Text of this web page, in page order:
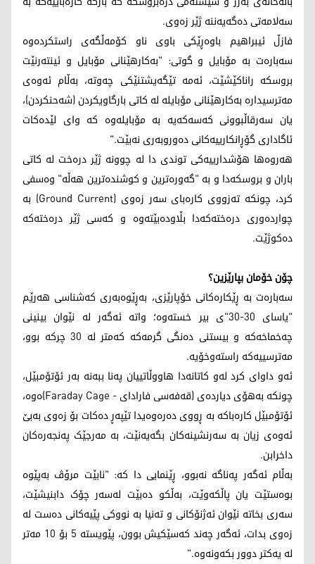
سەلامەتی دەگەیەننە ژێر زەوی.
فازڵ ئیبراهیم باوەڕێکی باوی ناو کۆمەڵگەی راستکردەوە
سەبارەت بە مۆبایل و گوتی: "بەکارهێنانی مۆبایل و ئینتەرنێت
بروسکە راناکێشێت، ئەمە تێگەیشتنێکی چەوتە، بەڵام ئەوەی
مەترسیدارە بەکارهێنانی مۆبایلە لە کاتی بارگاویکردن (شەحنکردن)،
یان سەرقاڵبوونی کەسەکەیە بە مۆبایلەوە کە وای لێدەکات
ئاگاداری گۆڕانکارییەکانی دەوروبەری نەبێت."
هەروەها هۆشدارییەکی توندی دا لە چوونە ژێر درەخت لە کاتی
باران و بروسکەدا و بە "گەورەترین و کوشندەترین هەڵە" وەسفی
کرد، چونکە تەزووی کارەبای سەر زەوی (Ground Current) بە
چواردەوری درەختەکەدا بڵاودەبێتەوە و کەسی ژێر درەختەکە
دەکوژێت.
چۆن خۆمان بپارێزین؟
سەبارەت بە ڕێکارەکانی خۆپارێزی، بەڕێوەبەری کەشناسی هەرێم
"یاسای 30-30"ی بیر خستەوە؛ واتە ئەگەر لە نێوان بینینی
چەخماخەکە و بیستنی دەنگی گرمەکە کەمتر لە 30 چرکە بوو،
مەترسییەکە راستەوخۆیە.
ئەو داوای کرد لەو کاتانەدا هاووڵاتییان پەنا ببەنە بەر ئۆتۆمبێل،
چونکە بەهۆی دیاردەی (قەفەسی فارادای - Faraday Cage)ەوە،
ئۆتۆمبێل کارەباکە بە ڕووی دەرەوەیدا تێپەڕ دەکات بۆ زەوی بەبێ
ئەوەی زیان بە سەرنشینەکان بگەیەنێت، بە مەرجێک پەنجەرەکان
داخرابن.
بەڵام ئەگەر پەناگە نەبوو، ڕێنمایی دا کە: "نابێت مرۆڤ بەپێوە
بوەستێت یان پاڵکەوێت، بەڵکو دەبێت لەسەر چۆک دابنیشێت،
سەری بخاتە نێوان ئەژنۆکانی و تەنیا بە نووکی پێیەکانی دەست لە
زەوی بدات، ئەگەر چەند کەسێکیش بوون، پێویستە 5 بۆ 10 مەتر
لە یەکتر دوور بکەونەوە."